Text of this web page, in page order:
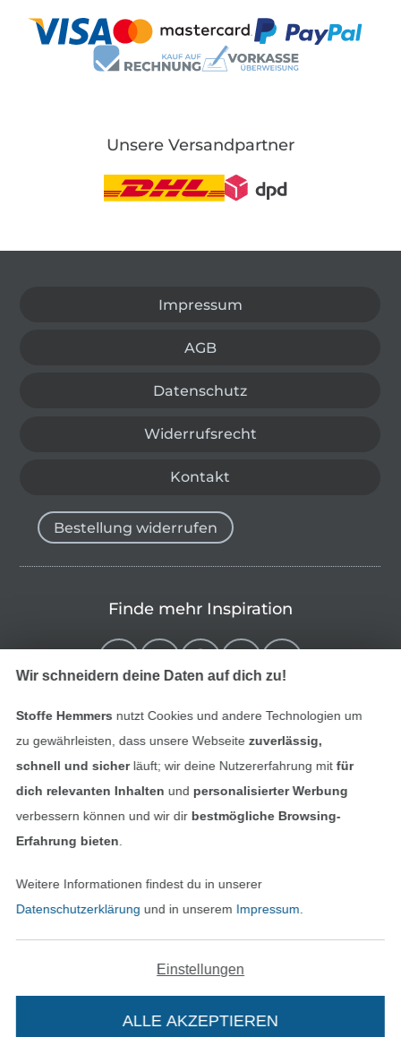
Unsere Versandpartner
Impressum
AGB
Datenschutz
Widerrufsrecht
Kontakt
Alle Preise inkl. der gesetzl. MwSt.
Bestellung widerrufen
Finde mehr Inspiration
Wir schneidern deine Daten auf dich zu!
Stoffe Hemmers nutzt Cookies und andere Technologien um
zu gewährleisten, dass unsere Webseite zuverlässig,
schnell und sicherläuft; wir deine Nutzererfahrung mitfür
dich relevanten Inhalten und personalisierter Werbung
verbessern können und wir dir bestmögliche Browsing-
Erfahrung bieten
Weitere Informationen findest du in unserer
Datenschutzerklärung und in unserem Impressum
Einstellungen
ALLE AKZEPTIEREN